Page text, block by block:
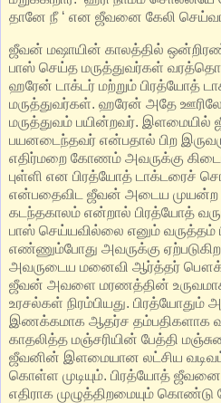
தானே நீ ‘ என ஜீவனை கேலி
ஜீவன் மஷாயின் காலத்தில்
பாஸ் செய்த மருத்துவர்கள்
ஹரேன் டாக்டர் மற்றும் பிரத்யோத்
மருத்துவர்கள். ஹரேன் அதே
மருத்துவம் பயின்றவர். இளமையில்
பயனடைந்தவர் என்பதால் பிற
எதிர்மறை கோணம் அவருக்கு
புள்ளி என பிரத்யோத் டாக்டரைச்
என்பதைவிட ஜீவன் அடைய முயன்ற
கடந்தகாலம் என்றால் பிரத்யோத்
பாஸ் செய்யவில்லை எனும் வருத்தம்
எண்ணும்போது அவருக்கு
அவருடைய மனைவி ஆர்த்தர்
ஜீவன் அவளை மரணத்தின்
உரசல்கள் நிரம்பியது.
இணக்கமாக ஆதர்ச தம்பதிகளாக
காதலித்த மஞ்சரியின் பேத்தி
ஜீவனின் இளமையான லட்சிய
கொள்ள முடியும். பிரத்யோத்
எதிராக முழுத்திறமையும் கொண்டு